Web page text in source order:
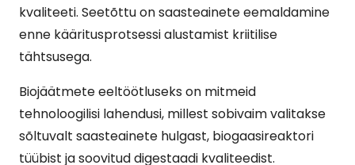
kvaliteeti. Seetõttu on saasteainete eemaldamine
enne kääritusprotsessi alustamist kriitilise
tähtsusega.
Biojäätmete eeltöötluseks on mitmeid
tehnoloogilisi lahendusi, millest sobivaim valitakse
sõltuvalt saasteainete hulgast, biogaasireaktori
tüübist ja soovitud digestaadi kvaliteedist.